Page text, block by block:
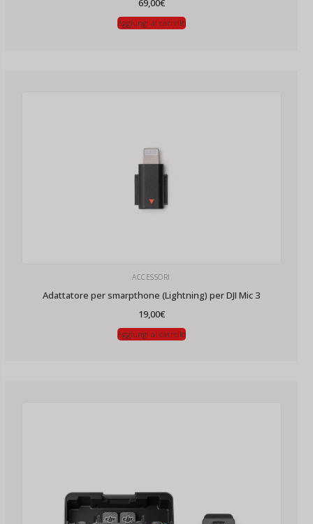
69,00€
Aggiungi al carrello
ACCESSORI
Adattatore per smarpthone (Lightning) per DJI Mic 3
19,00€
Aggiungi al carrello